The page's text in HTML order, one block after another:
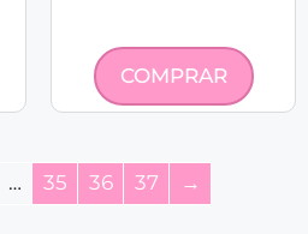
COMPRAR
… 35 36 37 →